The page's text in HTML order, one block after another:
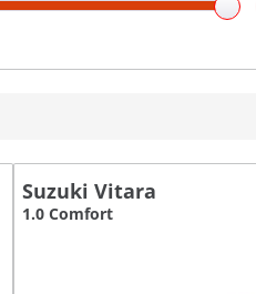
Suzuki Vitara
1.0 Comfort